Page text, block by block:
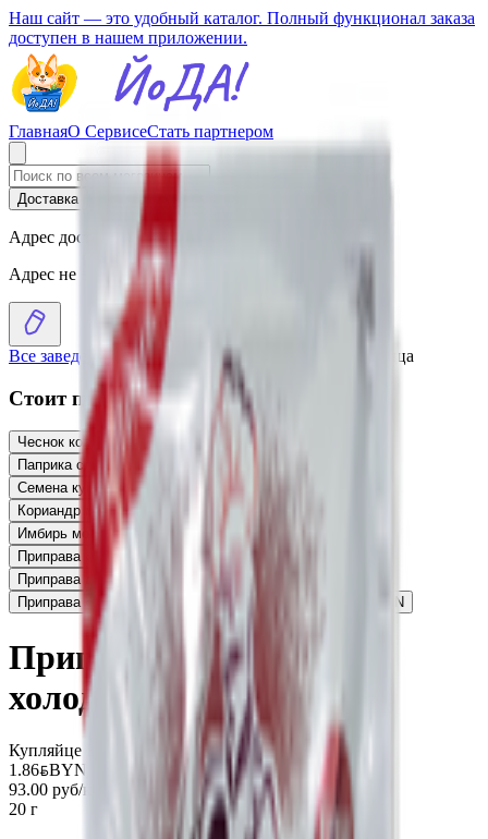
Наш сайт — это удобный каталог. Полный функционал заказа
доступен в нашем приложении.
ГлавнаяО СервисеСтать партнером
Доставка Самовывоз
Адрес доставки
Адрес не выбран
Все заведения Каталог Приправа «Спец» для холодца
Стоит присмотреться
Чеснок копченый молотый «Спец» 2.17
Паприка сладкая молотая «Спец»
Семена кунжута «Спец»
Кориандр молотый «Спец»
Имбирь молотый «Спец»
Приправа «Спец» для аппетитной свинины
Приправа для сала «Спец» по-деревенски
Приправа «Спец» для картофеля по-домашнему
BYN
Приправа «Спец» для
холодца
Купляйце Беларускае
1.86BYNBYN
93.00 руб/кг
20 г